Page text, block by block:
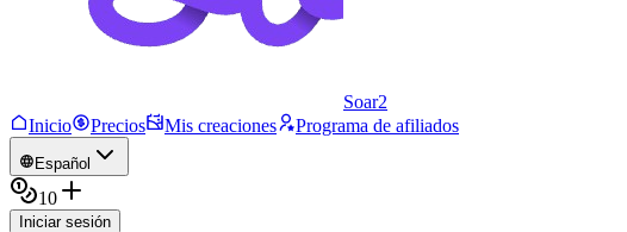
Soar2
Inicio
Precios Mis creaciones Programa de afiliados
Español
10
Iniciar sesión